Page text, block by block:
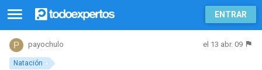
ENTRAR
Natación
payochulo el 13 abr. 09